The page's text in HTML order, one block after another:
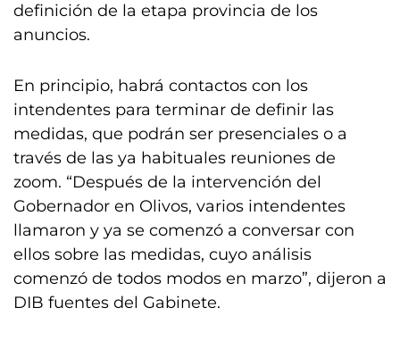
definición de la etapa provincia de los
anuncios.
En principio, habrá contactos con los
intendentes para terminar de definir las
medidas, que podrán ser presenciales o a
través de las ya habituales reuniones de
zoom. “Después de la intervención del
Gobernador en Olivos, varios intendentes
llamaron y ya se comenzó a conversar con
ellos sobre las medidas, cuyo análisis
comenzó de todos modos en marzo”, dijeron a
DIB fuentes del Gabinete.